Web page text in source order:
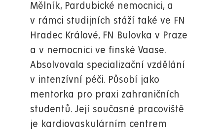
Mělník, Pardubické nemocnici, a
v rámci studijních stáží také ve FN
Hradec Králové, FN Bulovka v Praze
a v nemocnici ve finské Vaase.
Absolvovala specializační vzdělání
v intenzívní péči. Působí jako
mentorka pro praxi zahraničních
studentů. Její současné pracoviště
je kardiovaskulárním centrem